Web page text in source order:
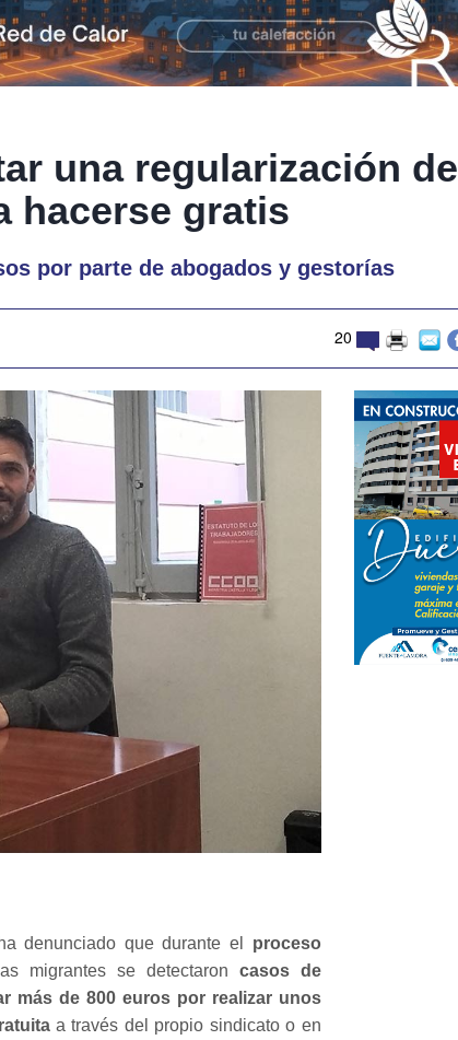
una regularización de
hacerse gratis
por parte de abogados y gestorías
20
denunciado que durante el proceso
migrantes se detectaron casos de
más de 800 euros por realizar unos
a través del propio sindicato o en